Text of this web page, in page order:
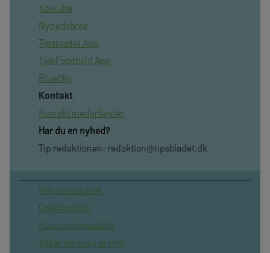
Youtube
Nyhedsbrev
Tipsbladet App
TjekFoodbold App
BlueSky
Kontakt
Kontakt medarbejder
Har du en nyhed?
Tip redaktionen: redaktion@tipsbladet.dk
Privatilvspolitik
Cookiepolitik
Publiceringspolitik
Vilkår for brug af sitet